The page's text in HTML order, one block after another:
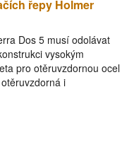
řepy Holmer
Dos 5 musí odolávat
vysokým
pro otěruvzdornou ocel
i